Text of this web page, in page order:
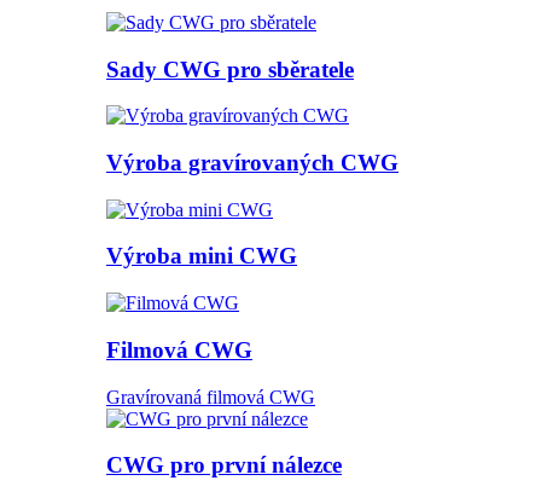
Sady CWG pro sběratele
Výroba gravírovaných CWG
Výroba mini CWG
Filmová CWG
Gravírovaná filmová CWG
CWG pro první nálezce